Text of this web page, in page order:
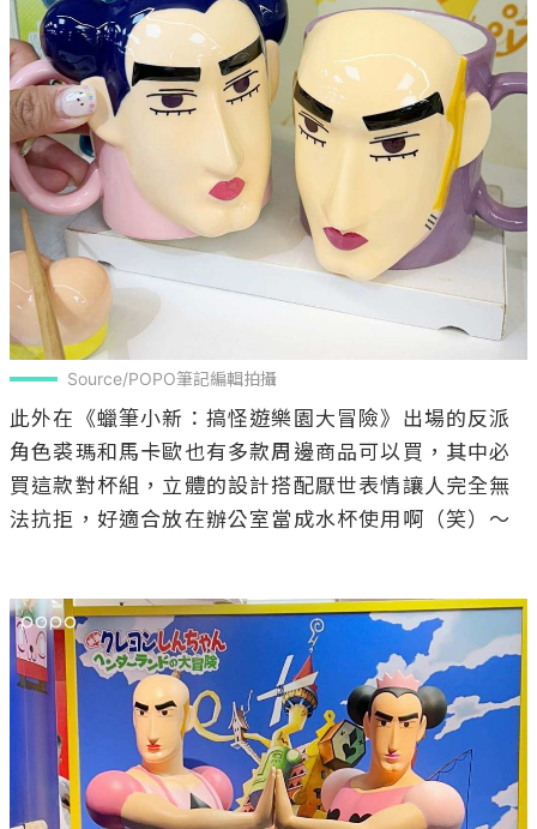
Source/POPO筆記編輯拍攝
此外在《蠟筆小新：搞怪遊樂園大冒險》出場的反派
角色裘瑪和馬卡歐也有多款周邊商品可以買，其中必
買這款對杯組，立體的設計搭配厭世表情讓人完全無
法抗拒，好適合放在辦公室當成水杯使用啊（笑）～